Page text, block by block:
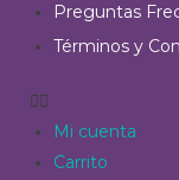
Preguntas
Términos y
Mi cuenta
Carrito